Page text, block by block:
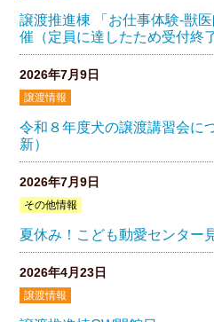
譲渡推進棟 「お仕事体験-獣
催（定員に達したため受付終
2026年7月9日
譲渡情報
令和８年度犬の譲渡講習会に
新）
2026年7月9日
その他情報
夏休み！こども動愛センター
2026年4月23日
譲渡情報